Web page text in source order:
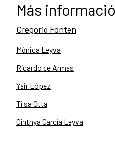
Más
Gregorio Fontén
Mónica Leyva
Ricardo de Armas
Yair López
Tilsa Otta
Cinthya García Leyva